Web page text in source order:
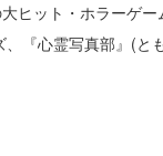
ヒット・ホラーゲ
『心霊写真部』(と